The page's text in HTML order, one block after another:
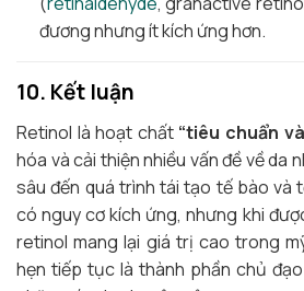
đương nhưng ít kích ứng hơn.
10. Kết luận
Retinol là hoạt chất “tiêu chuẩn
hóa và cải thiện nhiều vấn đề về da
sâu đến quá trình tái tạo tế bào và
có nguy cơ kích ứng, nhưng khi
retinol mang lại giá trị cao trong
hẹn tiếp tục là thành phần chủ